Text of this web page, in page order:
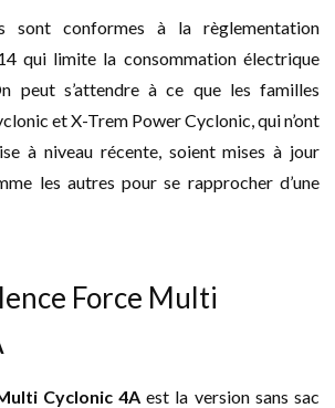
sont conformes à la règlementation
qui limite la consommation électrique
peut s’attendre à ce que les familles
et X-Trem Power Cyclonic, qui n’ont
à niveau récente, soient mises à jour
les autres pour se rapprocher d’une
Force Multi
Cyclonic 4A est la version sans sac